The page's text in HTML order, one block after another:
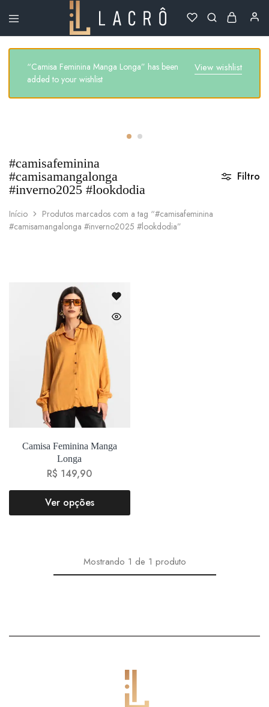
Lacrô
Wear
View wishlist
“Camisa Feminina Manga Longa” has been
added to your wishlist
#camisafeminina
#camisamangalonga
#inverno2025 #lookdodia
Início
Produtos marcados com a tag “#camisafeminina
#camisamangalonga #inverno2025 #lookdodia”
Filtro
Camisa Feminina Manga
Longa
R$ 149,90
Ver opções
Mostrando 1 de 1 produto